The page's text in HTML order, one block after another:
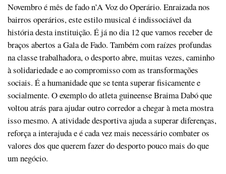
Novembro é mês de fado n’A Voz do Operário. Enraizada nos
bairros operários, este estilo musical é indissociável da
história desta instituição. É já no dia 12 que vamos receber de
braços abertos a Gala de Fado. Também com raízes profundas
na classe trabalhadora, o desporto abre, muitas vezes, caminho
à solidariedade e ao compromisso com as transformações
sociais. É a humanidade que se tenta superar fisicamente e
socialmente. O exemplo do atleta guineense Braima Dabó que
voltou atrás para ajudar outro corredor a chegar à meta mostra
isso mesmo. A atividade desportiva ajuda a superar diferenças,
reforça a interajuda e é cada vez mais necessário combater os
valores dos que querem fazer do desporto pouco mais do que
um negócio.